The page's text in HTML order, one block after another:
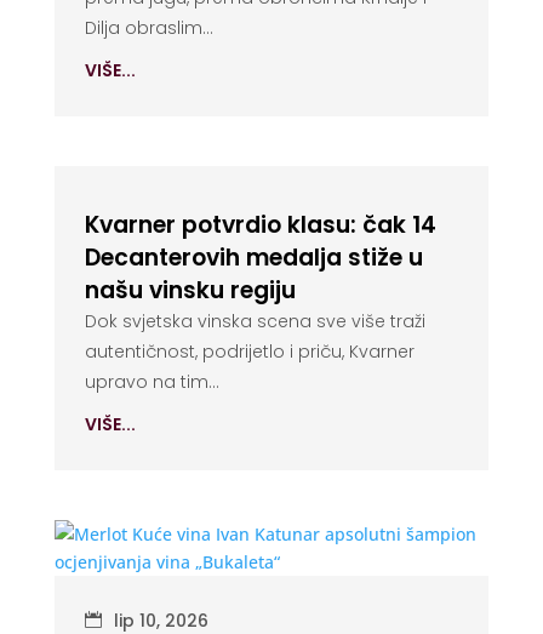
Dilja obraslim...
VIŠE...
Kvarner potvrdio klasu: čak 14
Decanterovih medalja stiže u
našu vinsku regiju
Dok svjetska vinska scena sve više traži
autentičnost, podrijetlo i priču, Kvarner
upravo na tim...
VIŠE...
lip 10, 2026